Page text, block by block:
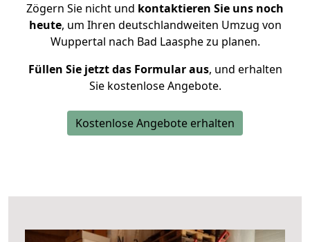
Zögern Sie nicht und kontaktieren Sie uns noch
heute, um Ihren deutschlandweiten Umzug von
Wuppertal nach Bad Laasphe zu planen.
Füllen Sie jetzt das Formular aus, und erhalten
Sie kostenlose Angebote.
Kostenlose Angebote erhalten